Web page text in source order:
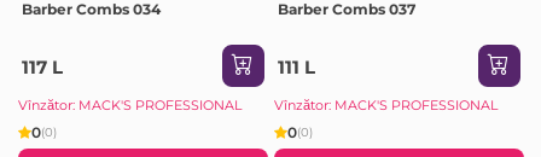
Barber Combs 034
117 L
Vînzător: MACK'S PROFESSIONAL
0(0)
Barber Combs 037
111 L
Vînzător: MACK'S PROFESSIONAL
0(0)